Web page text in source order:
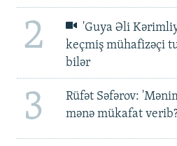
2
'Guya Əli
keçmiş mühafizəçi
bilər
3
Rüfət Səfərov:
mənə mükafat